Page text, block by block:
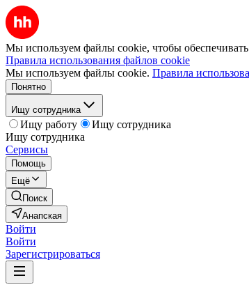
Мы используем файлы cookie, чтобы
Правила использования файлов cookie
Мы используем файлы cookie. Правила
Понятно
Ищу сотрудника
Ищу работу
Ищу сотрудника
Ищу сотрудника
Сервисы
Помощь
Ещё
Поиск
Анапская
Войти
Войти
Зарегистрироваться